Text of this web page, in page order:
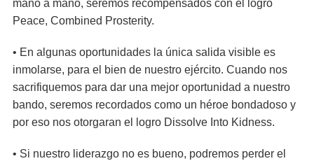
mano a mano, seremos recompensados con el logro
Peace, Combined Prosterity.
• En algunas oportunidades la única salida visible es
inmolarse, para el bien de nuestro ejército. Cuando nos
sacrifiquemos para dar una mejor oportunidad a nuestro
bando, seremos recordados como un héroe bondadoso y
por eso nos otorgaran el logro Dissolve Into Kidness.
• Si nuestro liderazgo no es bueno, podremos perder el